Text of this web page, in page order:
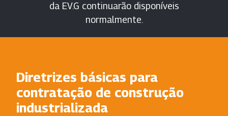
da EV.G continuarão disponíveis
normalmente.
Diretrizes básicas para
contratação de construção
industrializada